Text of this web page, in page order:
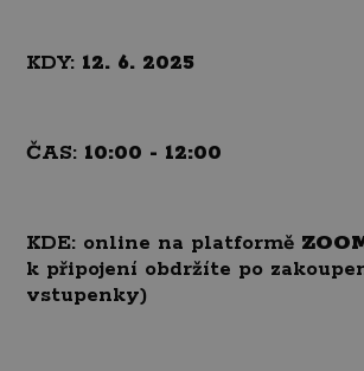
KDY: 12. 6. 2025
ČAS: 10:00 - 12:00
KDE: online na platformě
k připojení obdržíte po
vstupenky)